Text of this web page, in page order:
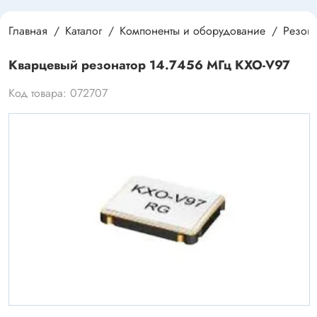
Главная Каталог Компоненты и оборудование
Кварцевый резонатор 14.7456 МГц KXO-V97
Код товара: 072707